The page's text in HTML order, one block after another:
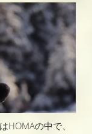
の中で、